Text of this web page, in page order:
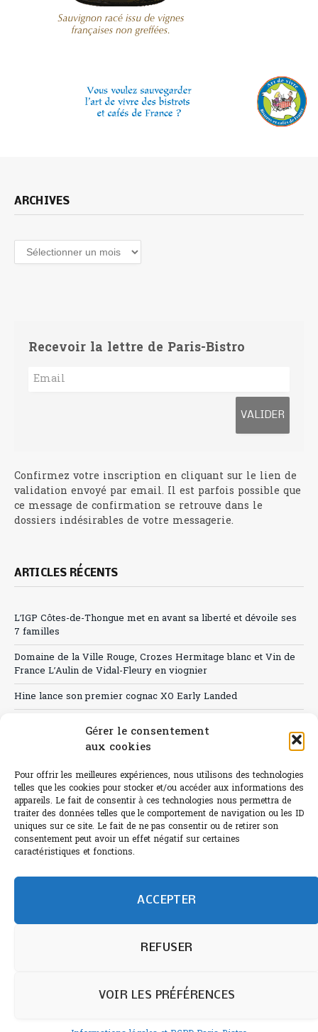
Gérer le consentement
aux cookies
Pour offrir les meilleures expériences, nous utilisons des technologies
telles que les cookies pour stocker et/ou accéder aux informations des
appareils. Le fait de consentir à ces technologies nous permettra de
traiter des données telles que le comportement de navigation ou les ID
uniques sur ce site. Le fait de ne pas consentir ou de retirer son
consentement peut avoir un effet négatif sur certaines
caractéristiques et fonctions.
ACCEPTER
REFUSER
VOIR LES PRÉFÉRENCES
ARCHIVES
Archives
Recevoir la lettre de Paris-Bistro
Confirmez votre inscription en cliquant sur le lien de
validation envoyé par email. Il est parfois possible que
ce message de confirmation se retrouve dans le
dossiers indésirables de votre messagerie.
ARTICLES RÉCENTS
L’IGP Côtes-de-Thongue met en avant sa liberté et dévoile ses
7 familles
Domaine de la Ville Rouge, Crozes Hermitage blanc et Vin de
France L’Aulin de Vidal-Fleury en viognier
Hine lance son premier cognac XO Early Landed
Sélection de rosés 2026
L'abus d'alcool est dangereux pour la santé.
©paris-bistro 2026 Paris-bistro.com est une publication 100%
mail: contact@paris-bistro.com